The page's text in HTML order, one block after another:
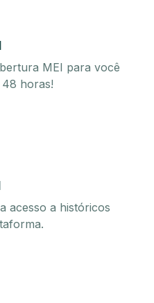
MEI para você
horas!
acesso a históricos